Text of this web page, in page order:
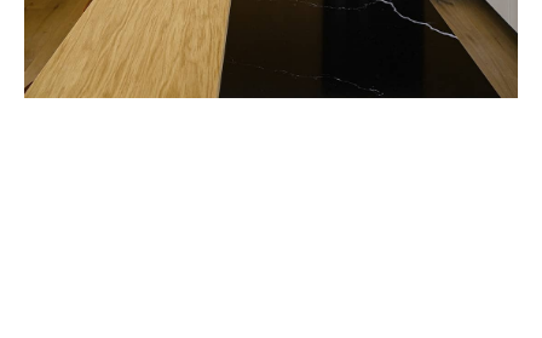
Мы — сервис по созданию интерьеров.
С нами вы сможете обустроить свою
квартиру, не потратив ни единой нервной